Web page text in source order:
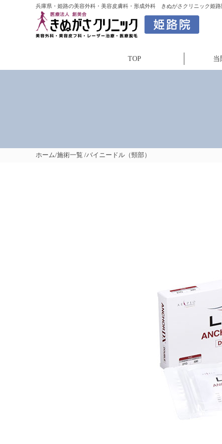
兵庫県・姫路の美容外科・美容皮膚科・形成外科 きぬがさクリニック姫路
TOP 当
ホーム/施術一覧 /バイニードル（頸部）